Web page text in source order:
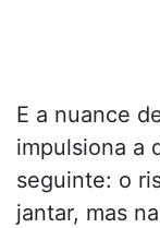
E a nuance
impulsiona a
seguinte: o
jantar, mas na